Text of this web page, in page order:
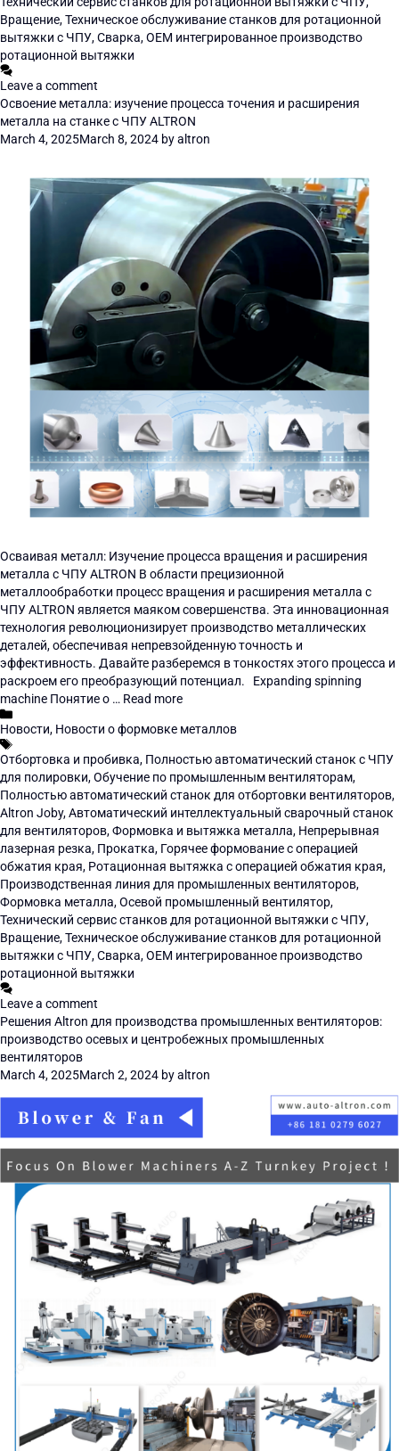
Вращение,Техническое обслуживание станков для ротационной
вытяжки с ЧПУ,Сварка,OEM интегрированное производство
ротационной вытяжки
Leave a comment
Освоение металла: изучение процесса точения и расширения
металла на станке с ЧПУ ALTRON
March 4, 2025March 8, 2024 byaltron
Осваивая металл: Изучение процесса вращения и расширения
металла с ЧПУ ALTRON В области прецизионной
металлообработки процесс вращения и расширения металла с
ЧПУ ALTRON является маяком совершенства. Эта инновационная
технология революционизирует производство металлических
деталей, обеспечивая непревзойденную точность и
эффективность. Давайте разберемся в тонкостях этого процесса и
раскроем его преобразующий потенциал. Expanding spinning
machine Понятие о … Read more
Новости, Новости о формовке металлов
Отбортовка и пробивка, Полностью автоматический станок с ЧПУ
для полировки,Обучение по промышленным вентиляторам,
Полностью автоматический станок для отбортовки вентиляторов,
Altron Joby,Автоматический интеллектуальный сварочный станок
для вентиляторов,Формовка и вытяжка металла, Непрерывная
лазерная резка, Прокатка, Горячее формование с операцией
обжатия края, Ротационная вытяжка с операцией обжатия края,
Производственная линия для промышленных вентиляторов,
Формовка металла,Осевой промышленный вентилятор,
Технический сервис станков для ротационной вытяжки с ЧПУ,
Вращение,Техническое обслуживание станков для ротационной
вытяжки с ЧПУ,Сварка,OEM интегрированное производство
ротационной вытяжки
Leave a comment
Решения Altron для производства промышленных вентиляторов:
производство осевых и центробежных промышленных
вентиляторов
March 4, 2025March 2, 2024 byaltron